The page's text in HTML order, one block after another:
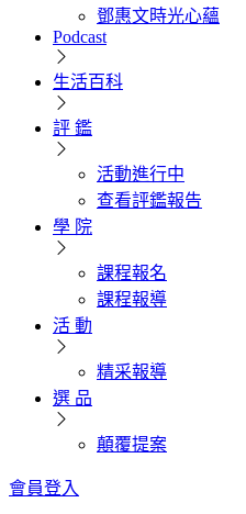
鄧惠文時光心蘊
Podcast
生活百科
評 鑑
活動進行中
查看評鑑報告
學 院
課程報名
課程報導
活 動
精采報導
選 品
顛覆提案
會員登入